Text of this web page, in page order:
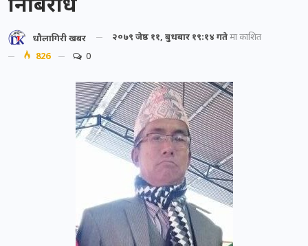
धौलागिरी खबर २०७९ जेष्ठ ११, बुधबार १९:१४ गतेमा प्रकाशित
826
0